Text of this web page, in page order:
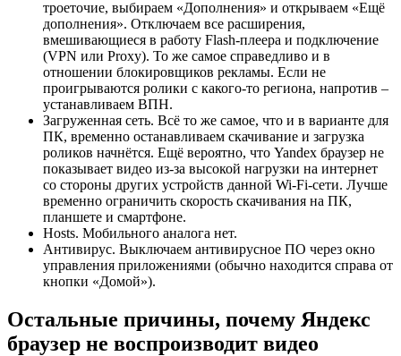
троеточие, выбираем «Дополнения» и открываем «Ещё
дополнения». Отключаем все расширения,
вмешивающиеся в работу Flash-плеера и подключение
(VPN или Proxy). То же самое справедливо и в
отношении блокировщиков рекламы. Если не
проигрываются ролики с какого-то региона, напротив –
устанавливаем ВПН.
Загруженная сеть. Всё то же самое, что и в варианте для
ПК, временно останавливаем скачивание и загрузка
роликов начнётся. Ещё вероятно, что Yandex браузер не
показывает видео из-за высокой нагрузки на интернет
со стороны других устройств данной Wi-Fi-сети. Лучше
временно ограничить скорость скачивания на ПК,
планшете и смартфоне.
Hosts. Мобильного аналога нет.
Антивирус. Выключаем антивирусное ПО через окно
управления приложениями (обычно находится справа от
кнопки «Домой»).
Остальные причины, почему Яндекс
браузер не воспроизводит видео